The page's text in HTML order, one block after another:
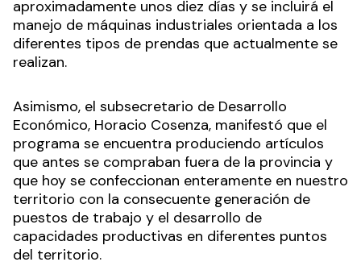
aproximadamente unos diez días y se incluirá el
manejo de máquinas industriales orientada a los
diferentes tipos de prendas que actualmente se
realizan.
Asimismo, el subsecretario de Desarrollo
Económico, Horacio Cosenza, manifestó que el
programa se encuentra produciendo artículos
que antes se compraban fuera de la provincia y
que hoy se confeccionan enteramente en nuestro
territorio con la consecuente generación de
puestos de trabajo y el desarrollo de
capacidades productivas en diferentes puntos
del territorio.